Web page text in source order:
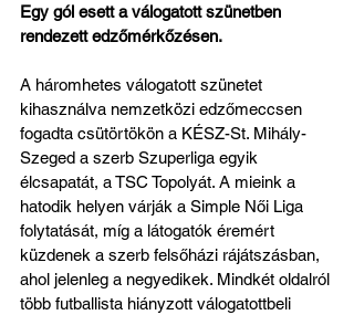
Egy gól esett a válogatott szünetben
rendezett edzőmérkőzésen.
A háromhetes válogatott szünetet
kihasználva nemzetközi edzőmeccsen
fogadta csütörtökön a KÉSZ-St. Mihály-
Szeged a szerb Szuperliga egyik
élcsapatát, a TSC Topolyát. A mieink a
hatodik helyen várják a Simple Női Liga
folytatását, míg a látogatók éremért
küzdenek a szerb felsőházi rájátszásban,
ahol jelenleg a negyedikek. Mindkét oldalról
több futballista hiányzott válogatottbeli